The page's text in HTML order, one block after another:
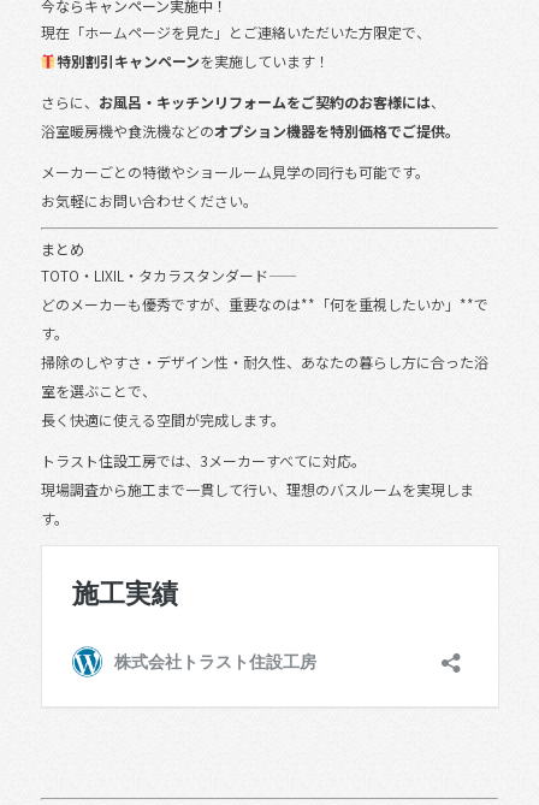
今ならキャンペーン実施中！
現在「ホームページを見た」とご連絡いただいた方限定で、
特別割引キャンペーンを実施しています！
さらに、 お風呂・キッチンリフォームをご契約のお客様には、
浴室暖房機や食洗機などのオプション機器を特別価格でご提供。
メーカーごとの特徴やショールーム見学の同行も可能です。
お気軽にお問い合わせください。
まとめ
TOTO・LIXIL・タカラスタンダード――
どのメーカーも優秀ですが、重要なのは**「何を重視したいか」**で
す。
掃除のしやすさ・デザイン性・耐久性、あなたの暮らし方に合った浴
室を選ぶことで、
長く快適に使える空間が完成します。
トラスト住設工房では、3メーカーすべてに対応。
現場調査から施工まで一貫して行い、理想のバスルームを実現しま
す。